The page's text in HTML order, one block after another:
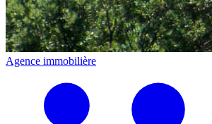
Agence immobilière